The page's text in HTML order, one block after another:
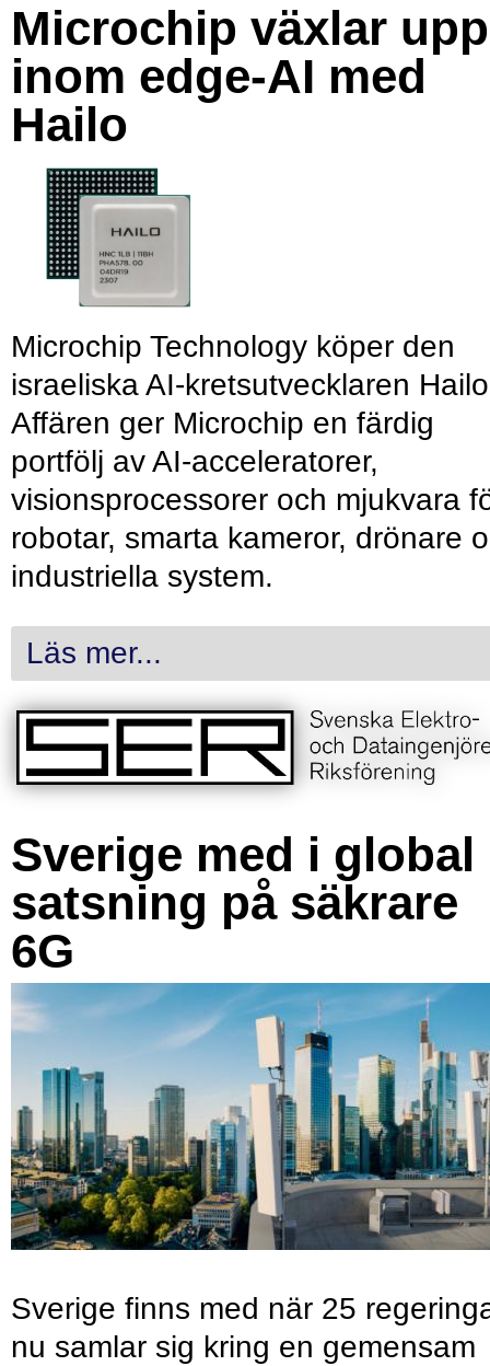
Microchip växlar upp
inom edge-AI med
Hailo
Microchip Technology köper den
israeliska AI-kretsutvecklaren
Affären ger Microchip en färdig
portfölj av AI-acceleratorer,
visionsprocessorer och mjukvara
robotar, smarta kameror, drönare
industriella system.
Läs mer...
Sverige med i global
satsning på säkrare
6G
Sverige finns med när 25
nu samlar sig kring en gemensam